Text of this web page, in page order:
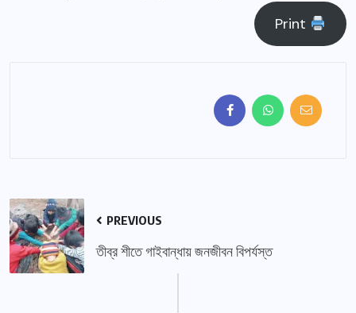
Print
PREVIOUS
তীব্র শীতে গাইবান্ধায় জনজীবন বিপর্যস্ত